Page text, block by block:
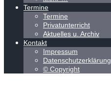
Termine
Termine
Privatunterricht
Aktuelles u. Archiv
Kontakt
Impressum
Datenschutzerklärung
© Copyright